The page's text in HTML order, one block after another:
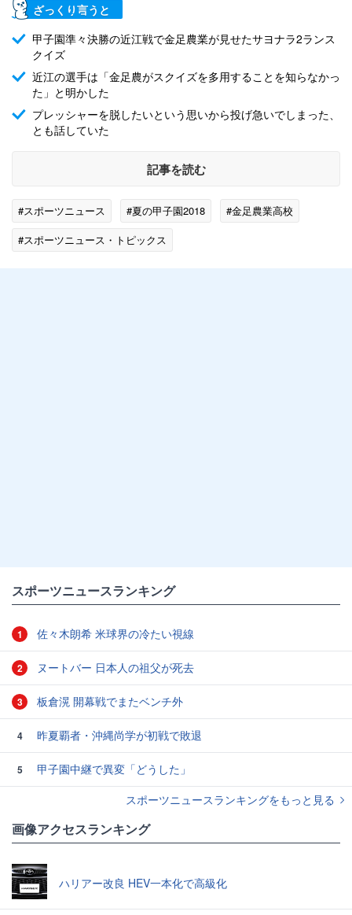
ざっくり言うと
甲子園準々決勝の近江戦で金足農業が見せたサヨナラ2ランス
クイズ
近江の選手は「金足農がスクイズを多用することを知らなかっ
た」と明かした
プレッシャーを脱したいという思いから投げ急いでしまった、
とも話していた
記事を読む
#スポーツニュース #夏の甲子園2018
#金足農業高校
#スポーツニュース・トピックス
スポーツニュースランキング
1 佐々木朗希 米球界の冷たい視線
2 ヌートバー 日本人の祖父が死去
3 板倉滉 開幕戦でまたベンチ外
4 昨夏覇者・沖縄尚学が初戦で敗退
5
甲子園中継で異変「どうした」
スポーツニュースランキングをもっと見る
画像アクセスランキング
ハリアー改良 HEV一本化で高級化